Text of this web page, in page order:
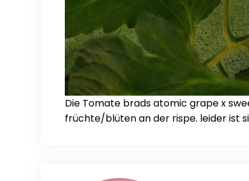
Die Tomate brads atomic grape x
früchte/blüten an der rispe. leider ist